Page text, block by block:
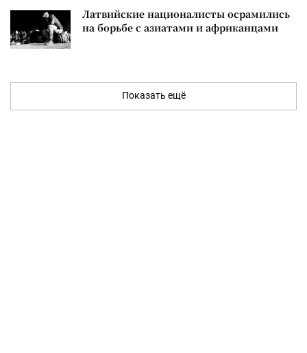
Латвийские националисты осрамились
на борьбе с азиатами и африканцами
Показать ещё